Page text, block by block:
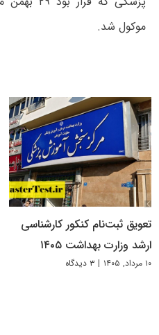
موکول شد.
تعویق ثبت‌نام کنکور کارشناسی
ارشد وزارت بهداشت ۱۴۰۵
۱۰ مرداد, ۱۴۰۵ | ۳ دیدگاه